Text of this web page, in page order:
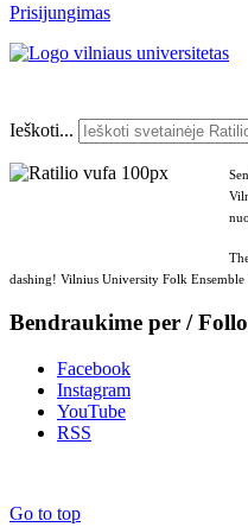
Prisijungimas
Ieškoti...
dashing! Vilnius University Folk Ensemble
Bendraukime per /
Facebook
Instagram
YouTube
RSS
Go to top